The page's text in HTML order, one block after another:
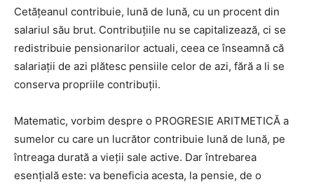
Cetățeanul contribuie, lună de lună, cu un procent din
salariul său brut. Contribuțiile nu se capitalizează, ci se
redistribuie pensionarilor actuali, ceea ce înseamnă că
salariații de azi plătesc pensiile celor de azi, fără a li se
conserva propriile contribuții.
Matematic, vorbim despre o PROGRESIE ARITMETICĂ a
sumelor cu care un lucrător contribuie lună de lună, pe
întreaga durată a vieții sale active. Dar întrebarea
esențială este: va beneficia acesta, la pensie, de o